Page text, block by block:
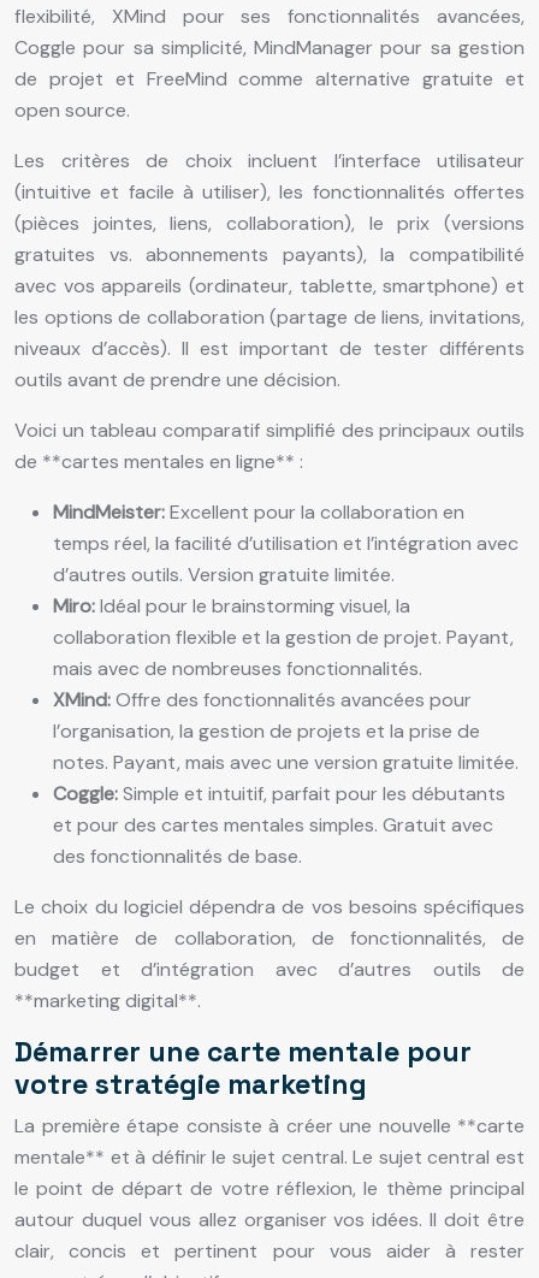
flexibilité, XMind pour ses fonctionnalités avancées,
Coggle pour sa simplicité, MindManager pour sa gestion
de projet et FreeMind comme alternative gratuite et
open source.
Les critères de choix incluent l’interface utilisateur
(intuitive et facile à utiliser), les fonctionnalités offertes
(pièces jointes, liens, collaboration), le prix (versions
gratuites vs. abonnements payants), la compatibilité
avec vos appareils (ordinateur, tablette, smartphone) et
les options de collaboration (partage de liens, invitations,
niveaux d’accès). Il est important de tester différents
outils avant de prendre une décision.
Voici un tableau comparatif simplifié des principaux outils
de **cartes mentales en ligne** :
MindMeister:Excellent pour la collaboration en
temps réel, la facilité d’utilisation et l’intégration avec
d’autres outils. Version gratuite limitée.
Miro:Idéal pour le brainstorming visuel, la
collaboration flexible et la gestion de projet. Payant,
mais avec de nombreuses fonctionnalités.
XMind:Offre des fonctionnalités avancées pour
l’organisation, la gestion de projets et la prise de
notes. Payant, mais avec une version gratuite limitée.
Coggle:Simple et intuitif, parfait pour les débutants
et pour des cartes mentales simples. Gratuit avec
des fonctionnalités de base.
Le choix du logiciel dépendra de vos besoins spécifiques
en matière de collaboration, de fonctionnalités, de
budget et d’intégration avec d’autres outils de
**marketing digital**.
Démarrer une carte mentale pour
votre stratégie marketing
La première étape consiste à créer une nouvelle **carte
mentale** et à définir le sujet central. Le sujet central est
le point de départ de votre réflexion, le thème principal
autour duquel vous allez organiser vos idées. Il doit être
clair, concis et pertinent pour vous aider à rester